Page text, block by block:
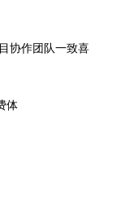
协作团队一致喜
体